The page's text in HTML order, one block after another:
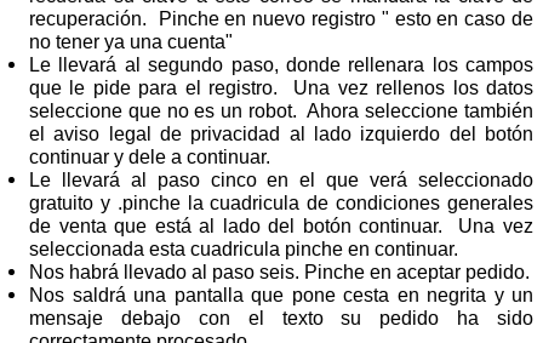
recuperación. Pinche en nuevo registro " esto en caso de
no tener ya una cuenta"
Le llevará al segundo paso, donde rellenara los campos
que le pide para el registro. Una vez rellenos los datos
seleccione que no es un robot. Ahora seleccione también
el aviso legal de privacidad al lado izquierdo del botón
continuar y dele a continuar.
Le llevará al paso cinco en el que verá seleccionado
gratuito y .pinche la cuadricula de condiciones generales
de venta que está al lado del botón continuar. Una vez
seleccionada esta cuadricula pinche en continuar.
Nos habrá llevado al paso seis. Pinche en aceptar pedido.
Nos saldrá una pantalla que pone cesta en negrita y un
mensaje debajo con el texto su pedido ha sido